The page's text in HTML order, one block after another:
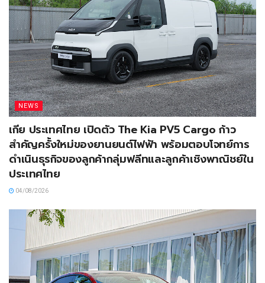
NEWS
เกีย ประเทศไทย เปิดตัว The Kia PV5 Cargo ก้าว
สำคัญครั้งใหม่ของยานยนต์ไฟฟ้า พร้อมตอบโจทย์การ
ดำเนินธุรกิจของลูกค้ากลุ่มฟลีทและลูกค้าเชิงพาณิชย์ใน
ประเทศไทย
04/08/2026